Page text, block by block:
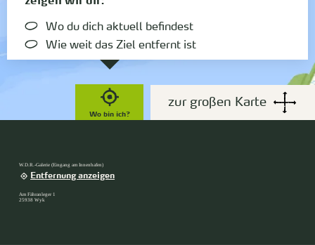
Wo bin ich?
Wo du dich aktuell befindest
Wie weit das Ziel entfernt ist
zur großen Karte
W.D.R.-Galerie (Eingang am Innenhafen)
Entfernung anzeigen
Am Fähranleger 1
25938 Wyk